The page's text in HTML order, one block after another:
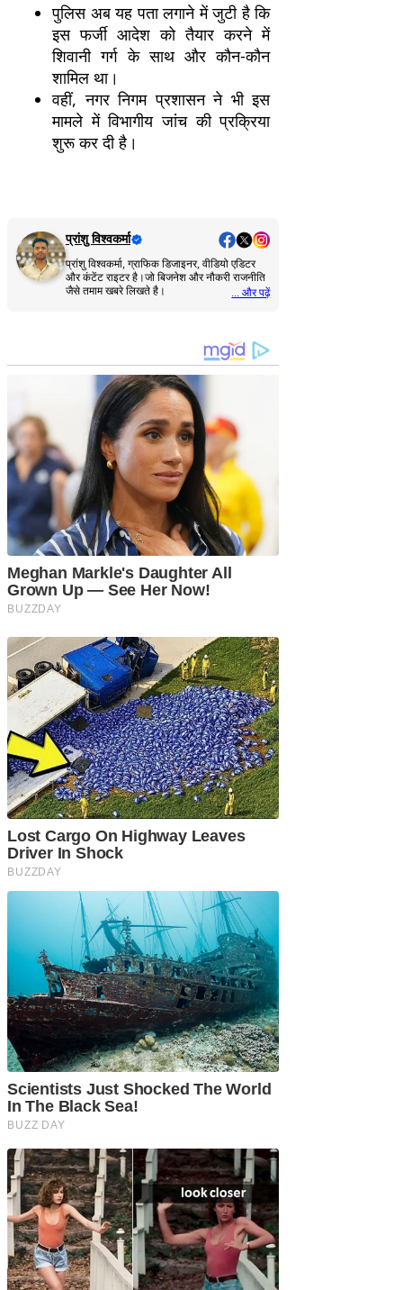
पुलिस अब यह पता लगाने में जुटी है कि
इस फर्जी आदेश को तैयार करने में
शिवानी गर्ग के साथ और कौन-कौन
शामिल था।
वहीं, नगर निगम प्रशासन ने भी इस
मामले में विभागीय जांच की प्रक्रिया
शुरू कर दी है।
प्रांशु विश्वकर्मा
प्रांशु विश्वकर्मा, ग्राफिक डिजाइनर, वीडियो एडिटर
और कंटेंट राइटर है।जो बिजनेश और नौकरी राजनीति
जैसे तमाम खबरे लिखते है।
... और पढ़ें